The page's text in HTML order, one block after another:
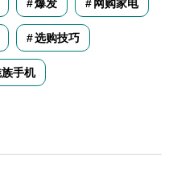
爆发 网购家电
选购技巧
族手机